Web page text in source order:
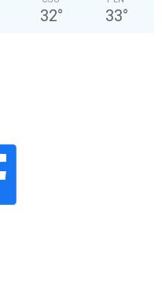
32° 33°